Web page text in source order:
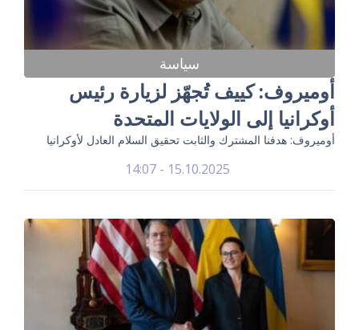
سياسة
أوميروف: كييف تُجهّز لزيارة رئيس
أوكرانيا إلى الولايات المتحدة
أوميروف: هدفنا المشترك والثابت تحقيق السلام العادل لأوكرانيا
15.10.2025 - 14:07